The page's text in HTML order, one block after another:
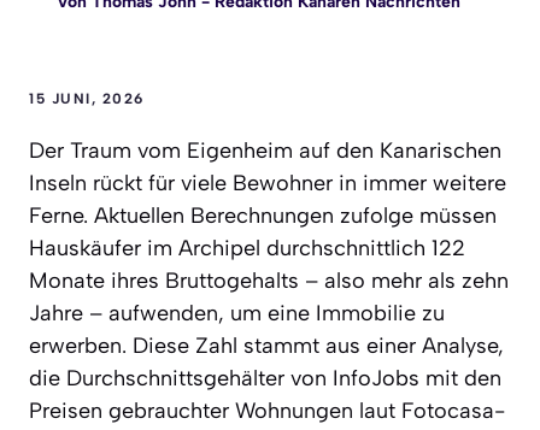
15 JUNI, 2026
Der Traum vom Eigenheim auf den Kanarischen
Inseln rückt für viele Bewohner in immer weitere
Ferne. Aktuellen Berechnungen zufolge müssen
Hauskäufer im Archipel durchschnittlich 122
Monate ihres Bruttogehalts – also mehr als zehn
Jahre – aufwenden, um eine Immobilie zu
erwerben. Diese Zahl stammt aus einer Analyse,
die Durchschnittsgehälter von InfoJobs mit den
Preisen gebrauchter Wohnungen laut Fotocasa-